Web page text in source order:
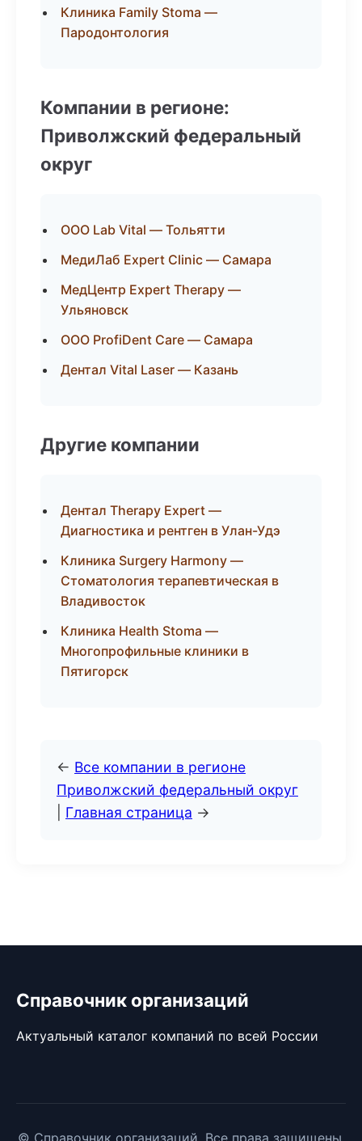
Клиника Family Stoma —
Пародонтология
Компании в регионе:
Приволжский федеральный
округ
ООО Lab Vital — Тольятти
МедиЛаб Expert Clinic — Самара
МедЦентр Expert Therapy —
Ульяновск
ООО ProfiDent Care — Самара
Дентал Vital Laser — Казань
Другие компании
Дентал Therapy Expert —
Диагностика и рентген в Улан-Удэ
Клиника Surgery Harmony —
Стоматология терапевтическая в
Владивосток
Клиника Health Stoma —
Многопрофильные клиники в
Пятигорск
← Все компании в регионе
Приволжский федеральный округ
Главная страница →
Справочник организаций
Актуальный каталог компаний по всей России
© Справочник организаций. Все права защищены.